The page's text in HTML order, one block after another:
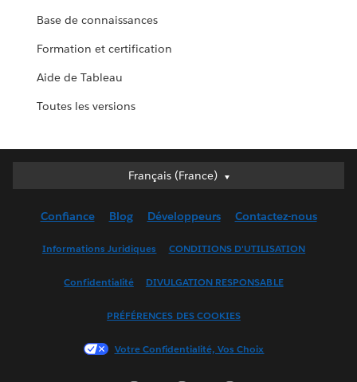
Base de connaissances
Formation et certification
Aide de Tableau
Toutes les versions
Français (France)
Français (France)
English (UK)
Français (Canada)
한국어
Confiance Blog Développeurs Contactez-nous
Informations Juridiques CONDITIONS D'UTILISATION
Confidentialité DIVULGATION RESPONSABLE
PRÉFÉRENCES DES COOKIES
Votre Confidentialité, Vos Choix